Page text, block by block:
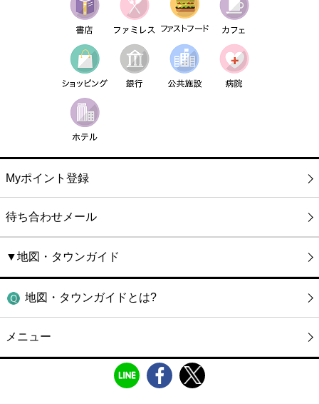
Myポイント登録
待ち合わせメール
▼地図・タウンガイド
地図・タウンガイドとは?
メニュー